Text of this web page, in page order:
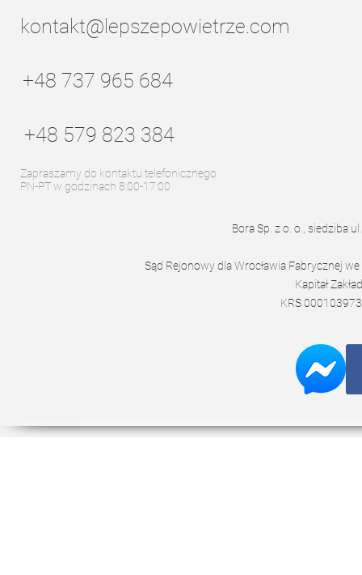
kontakt@lepszepowietrze.com
+48 737 965 684
+48 579 823 384
Zapraszamy do kontaktu telefonicznego
PN-PT w godzinach 8:00-17:00
Bora Sp. z o. o., siedziba
Sąd Rejonowy dla Wrocławia Fabrycznej
Kapitał
KRS